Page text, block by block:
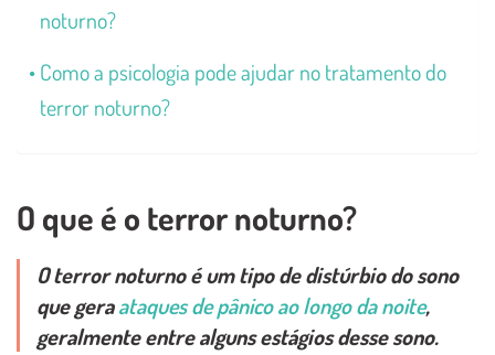
noturno?
Como a psicologia pode ajudar no tratamento do
terror noturno?
O que é o terror noturno?
O terror noturno é um tipo de distúrbio do sono
que geraataques de pânico ao longo da noite,
geralmente entre alguns estágios desse sono.